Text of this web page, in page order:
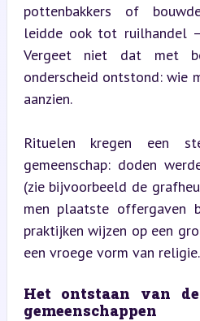
pottenbakkers of
leidde ook tot ruilhandel
Vergeet niet dat met
onderscheid ontstond: wie
aanzien.
Rituelen kregen een
gemeenschap: doden
(zie bijvoorbeeld de
men plaatste offergaven
praktijken wijzen op een
een vroege vorm van religie.
Het ontstaan van
gemeenschappen